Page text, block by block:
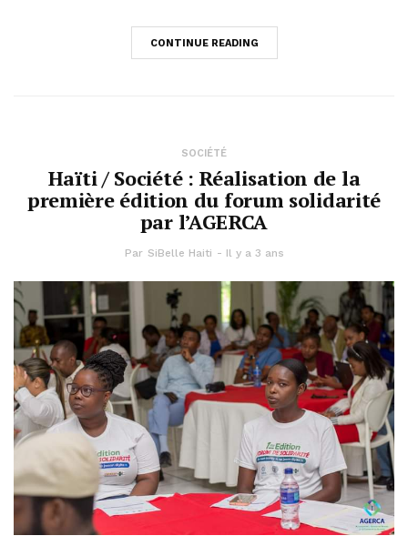
CONTINUE READING
SOCIÉTÉ
Haïti / Société : Réalisation de la
première édition du forum solidarité
par l’AGERCA
Par SiBelle Haiti Il y a 3 ans